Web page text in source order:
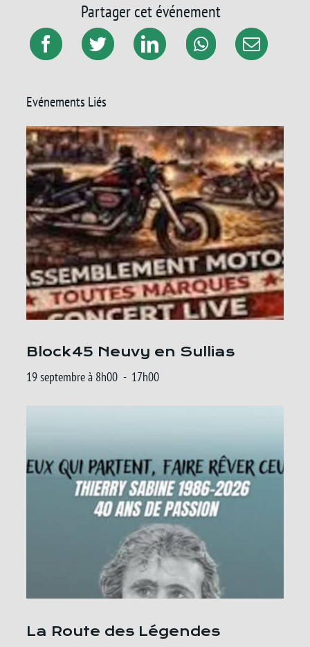
Partager cet événement
Evénements Liés
Block45 Neuvy en Sullias
19 septembre à 8h00 - 17h00
La Route des Légendes